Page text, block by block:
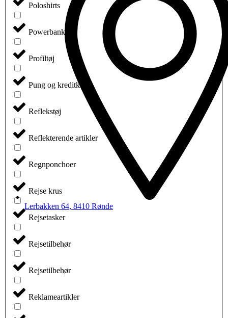
Poloshirts
Powerbanks
Profiltøj
Pung og kreditkort
Reflekstøj
Reflekterende artikler
Regnponchoer
Rejse krus
Rejsetasker
Rejsetilbehør
Rejsetilbehør
Reklameartikler
Lerbakken 64, 8410 Rønde